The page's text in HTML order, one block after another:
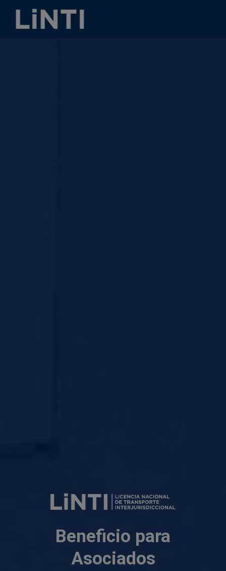
Beneficio para
Asociados